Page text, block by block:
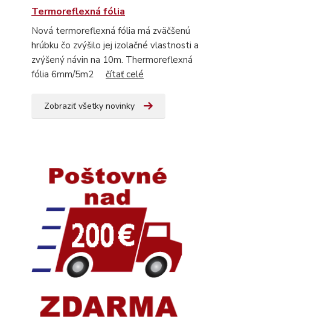
Termoreflexná fólia
Nová termoreflexná fólia má zväčšenú
hrúbku čo zvýšilo jej izolačné vlastnosti a
zvýšený návin na 10m. Thermoreflexná
fólia 6mm/5m2 čítať celé
Zobraziť všetky novinky